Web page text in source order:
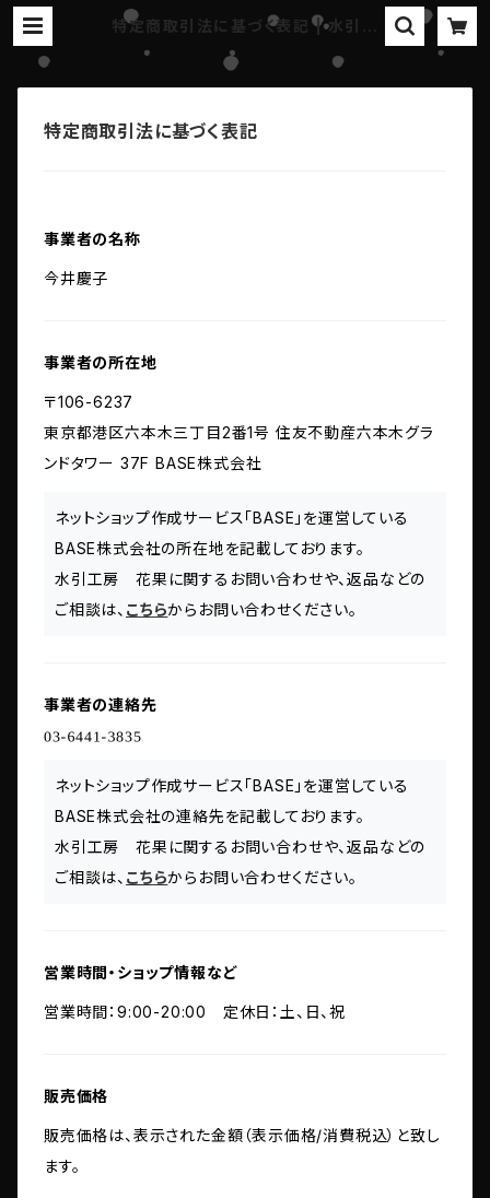
特定商取引法に基づく表記 | 水引工
特定商取引法に基づく表記
事業者の名称
今井慶子
事業者の所在地
〒106-6237
東京都港区六本木三丁目2番1号 住友不動産六本木グラ
ンドタワー 37F BASE株式会社
ネットショップ作成サービス「BASE」を運営している
BASE株式会社の所在地を記載しております。
水引工房 花果に関するお問い合わせや、返品などの
ご相談は、 こちらからお問い合わせください。
事業者の連絡先
ネットショップ作成サービス「BASE」を運営している
BASE株式会社の連絡先を記載しております。
水引工房 花果に関するお問い合わせや、返品などの
ご相談は、 こちらからお問い合わせください。
営業時間・ショップ情報など
営業時間：9:00-20:00 定休日：土、日、祝
販売価格
販売価格は、表示された金額（表示価格/消費税込）と致し
ます。